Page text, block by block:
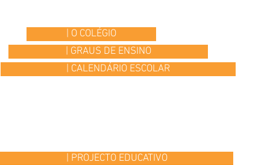
| O COLÉGIO
| GRAUS DE ENSINO
| CALENDÁRIO ESCOLAR
| PROJECTO EDUCATIVO